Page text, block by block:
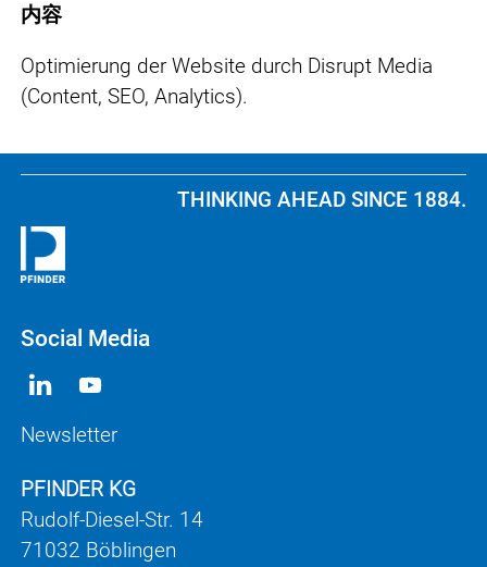
内容
Optimierung der Website durch Disrupt Media
(Content, SEO, Analytics).
THINKING AHEAD SINCE 1884.
Social Media
Newsletter
PFINDER KG
Rudolf-Diesel-Str. 14
71032 Böblingen